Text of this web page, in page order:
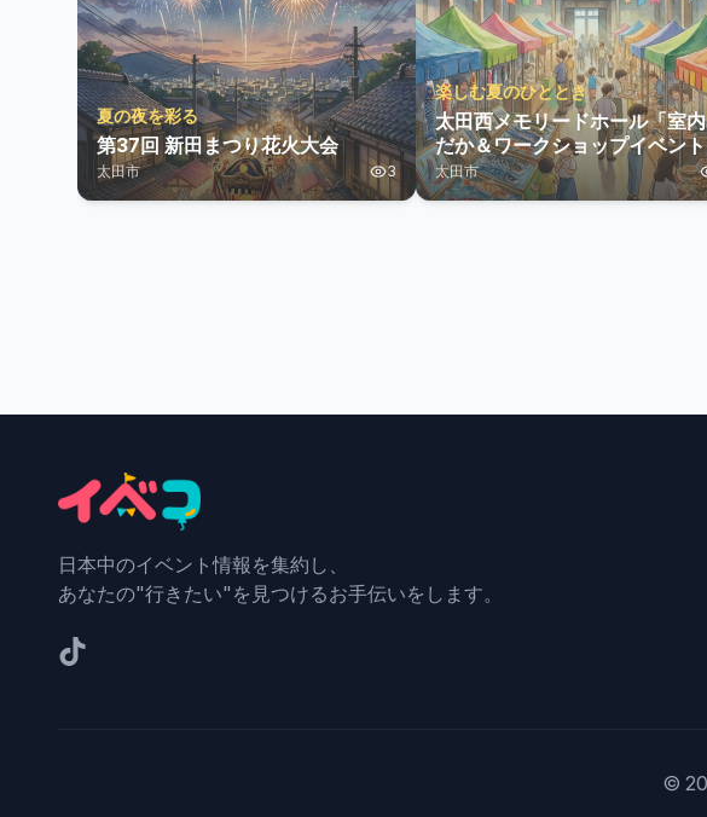
夏の夜を彩る
第37回 新田まつり花火大会
太田市 3
楽しむ夏のひととき
太田西メモリードホール「室
だか＆ワークショップイベン
太田市
日本中のイベント情報を集約し、
あなたの"行きたい"を見つけるお手伝いをします。
©